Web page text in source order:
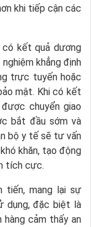
khi tiếp cận các
có kết quả dương
khẳng định
trực tuyến hoặc
mật. Khi có kết
chuyển giao
bắt đầu sớm và
bộ y tế sẽ tư vấn
khăn, tạo động
tích cực.
tiến, mang lại sự
dụng, đặc biệt là
hàng cảm thấy an